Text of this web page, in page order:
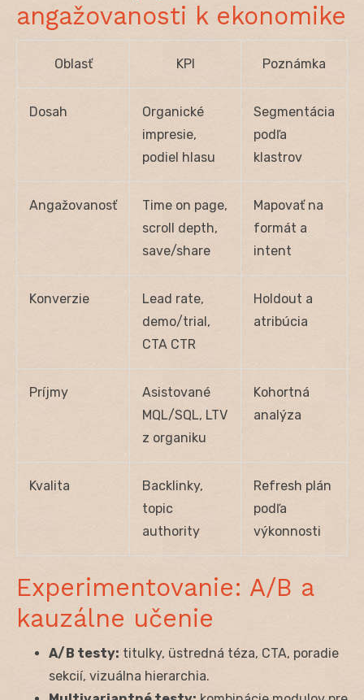
angažovanosti k ekonomike
Oblasť KPI Poznámka
Dosah
Organické
impresie,
podiel hlasu
Segmentácia
podľa
klastrov
Angažovanosť
Time on page,
scroll depth,
save/share
Mapovať na
formát a
intent
Konverzie
Lead rate,
demo/trial,
CTA CTR
Holdout a
atribúcia
Príjmy
Asistované
MQL/SQL, LTV
z organiku
Kohortná
analýza
Kvalita
Backlinky,
topic
authority
Refresh plán
podľa
výkonnosti
Experimentovanie: A/B a
kauzálne učenie
A/B testy: titulky, üstredná téza, CTA, poradie
sekcií, vizuálna hierarchia.